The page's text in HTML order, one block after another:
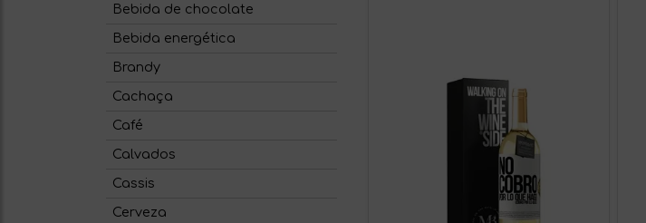
Bebida de chocolate
Bebida energética
Brandy
Cachaça
Café
Calvados
Cassis
Cerveza